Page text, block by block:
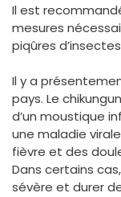
Il est
mesures
piqûres
Il y a
pays. Le
d’un moustique
une maladie
fièvre et des
Dans certains
sévère et durer